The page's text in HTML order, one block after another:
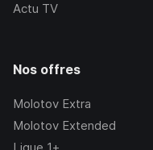
Actu TV
Nos offres
Molotov Extra
Molotov Extended